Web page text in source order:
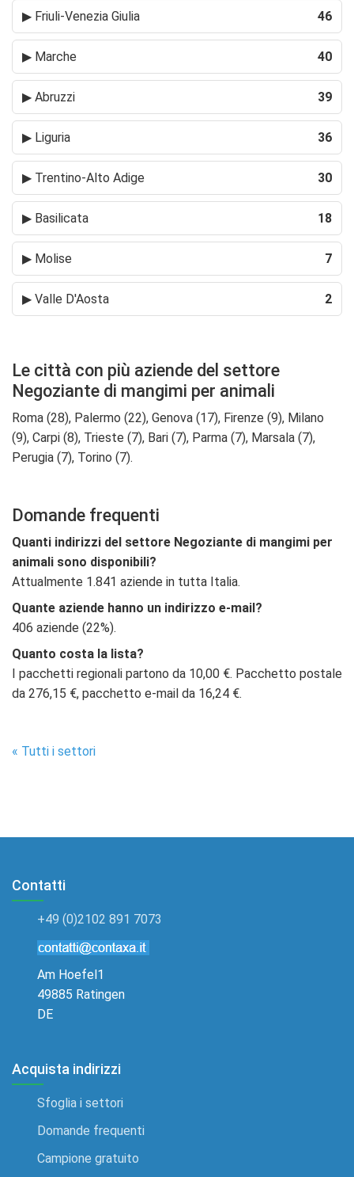
▶ Friuli-Venezia Giulia 46
▶ Marche 40
▶ Abruzzi 39
▶ Liguria 36
▶ Trentino-Alto Adige 30
▶ Basilicata 18
▶ Molise 7
▶ Valle D'Aosta 2
Le città con più aziende del settore
Negoziante di mangimi per animali
Roma (28), Palermo (22), Genova (17), Firenze (9), Milano
(9), Carpi (8), Trieste (7), Bari (7), Parma (7), Marsala (7),
Perugia (7), Torino (7).
Domande frequenti
Quanti indirizzi del settore Negoziante di mangimi per
animali sono disponibili?
Attualmente 1.841 aziende in tutta Italia.
Quante aziende hanno un indirizzo e-mail?
406 aziende (22%).
Quanto costa la lista?
I pacchetti regionali partono da 10,00 €. Pacchetto postale
da 276,15 €, pacchetto e-mail da 16,24 €.
« Tutti i settori
Contatti
+49 (0)2102 891 7073
Am Hoefel1
49885 Ratingen
DE
Acquista indirizzi
Sfoglia i settori
Domande frequenti
Campione gratuito